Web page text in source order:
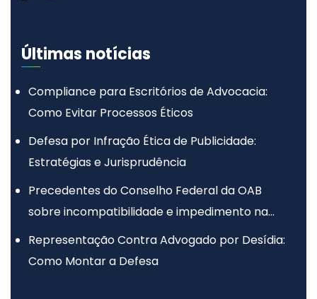
Últimas notícias
Compliance para Escritórios de Advocacia:
Como Evitar Processos Éticos
Defesa por Infração Ética de Publicidade:
Estratégias e Jurisprudência
Precedentes do Conselho Federal da OAB
sobre incompatibilidade e impedimento na
advocacia
Representação Contra Advogado por Desídia:
Como Montar a Defesa